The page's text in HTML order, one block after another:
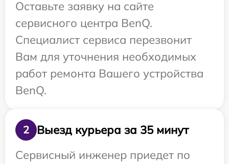
Оставьте заявку на сайте
сервисного центра BenQ.
Специалист сервиса перезвонит
Вам для уточнения необходимых
работ ремонта Вашего устройства
BenQ.
2
Выезд курьера за 35 минут
Сервисный инженер приедет по